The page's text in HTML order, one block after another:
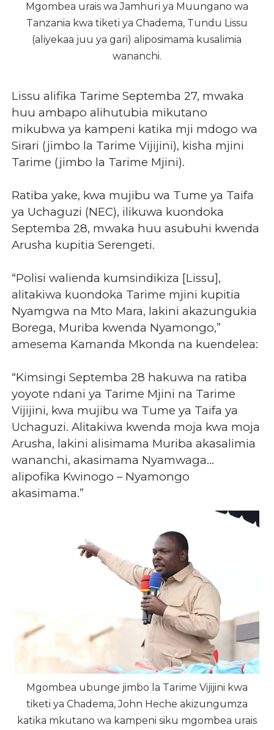
Mgombea urais wa Jamhuri ya Muungano wa
Tanzania kwa tiketi ya Chadema, Tundu Lissu
(aliyekaa juu ya gari) aliposimama kusalimia
wananchi.
Lissu alifika Tarime Septemba 27, mwaka
huu ambapo alihutubia mikutano
mikubwa ya kampeni katika mji mdogo wa
Sirari (jimbo la Tarime Vijijini), kisha mjini
Tarime (jimbo la Tarime Mjini).
Ratiba yake, kwa mujibu wa Tume ya Taifa
ya Uchaguzi (NEC), ilikuwa kuondoka
Septemba 28, mwaka huu asubuhi kwenda
Arusha kupitia Serengeti.
“Polisi walienda kumsindikiza [Lissu],
alitakiwa kuondoka Tarime mjini kupitia
Nyamgwa na Mto Mara, lakini akazungukia
Borega, Muriba kwenda Nyamongo,”
amesema Kamanda Mkonda na kuendelea:
“Kimsingi Septemba 28 hakuwa na ratiba
yoyote ndani ya Tarime Mjini na Tarime
Vijijini, kwa mujibu wa Tume ya Taifa ya
Uchaguzi. Alitakiwa kwenda moja kwa moja
Arusha, lakini alisimama Muriba akasalimia
wananchi, akasimama Nyamwaga…
alipofika Kwinogo – Nyamongo
akasimama.”
Mgombea ubunge jimbo la Tarime Vijijini kwa
tiketi ya Chadema, John Heche akizungumza
katika mkutano wa kampeni siku mgombea urais